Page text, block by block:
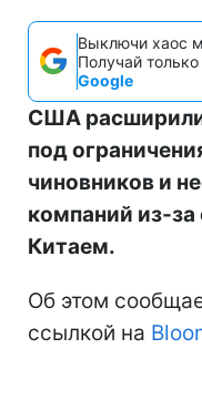
Выключи хаос
Получай
Google
США
под
чиновников и
компаний из-за
Китаем.
Об этом
ссылкой на